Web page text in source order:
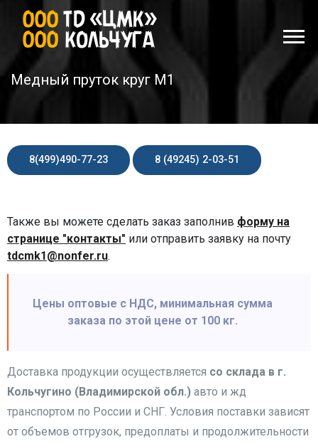
Медный пруток круг М1
8(499)490-77-23 8 (49245) 2-03-51
Также вы можете сделать заказ заполнив форму на
странице "контакты" или отправить заявку на почту
tdcmk1@nonfer.ru.
Цены оптовые с НДС, минимальная сумма
заказа по этой цене от 100 кг.
Доставка продукции осуществляется со склада в г.
Кольчугино (Владимирской обл.) авто и жд
транспортом по России и СНГ. Условия поставки зависят
от объемов отгрузок, предоплаты и продолжительности